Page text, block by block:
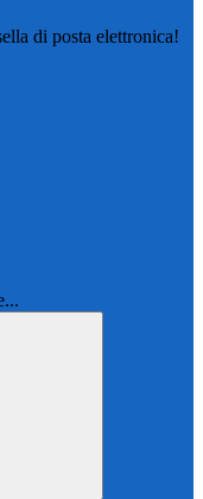
di posta elettronica!